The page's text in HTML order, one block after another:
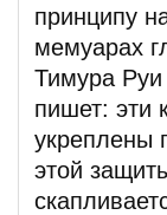
принципу
мемуарах
Тимура Руи
пишет: эти
укреплены
этой